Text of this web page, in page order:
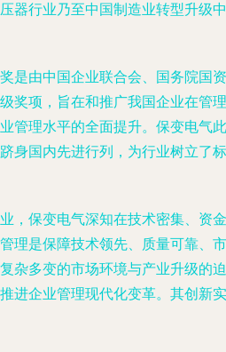
器行业乃至中国制造业转型升级中
是由中国企业联合会、国务院国资
奖项，旨在和推广我国企业在管理
管理水平的全面提升。保变电气此
身国内先进行列，为行业树立了标
，保变电气深知在技术密集、资金
理是保障技术领先、质量可靠、市
杂多变的市场环境与产业升级的迫
进企业管理现代化变革。其创新实